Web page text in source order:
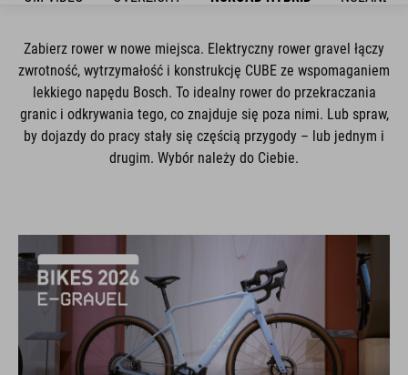
Zabierz rower w nowe miejsca. Elektryczny rower gravel łączy
zwrotność, wytrzymałość i konstrukcję CUBE ze wspomaganiem
lekkiego napędu Bosch. To idealny rower do przekraczania
granic i odkrywania tego, co znajduje się poza nimi. Lub spraw,
by dojazdy do pracy stały się częścią przygody – lub jednym i
drugim. Wybór należy do Ciebie.